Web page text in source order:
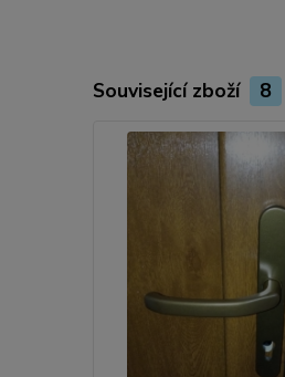
Související zboží 8